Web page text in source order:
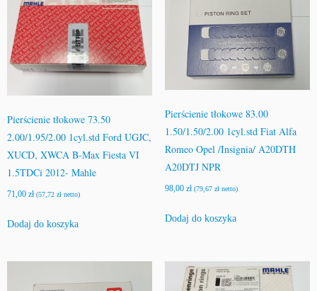
Pierścienie tłokowe 73.50
2.00/1.95/2.00 1cyl.std Ford UGJC,
XUCD, XWCA B-Max Fiesta VI
1.5TDCi 2012- Mahle
71,00 zł (57,72 zł netto)
Dodaj do koszyka
Pierścienie tłokowe 83.00
1.50/1.50/2.00 1cyl.std Fiat Alfa
Romeo Opel /Insignia/ A20DTH
A20DTJ NPR
98,00 zł (79,67 złnetto)
Dodaj do koszyka